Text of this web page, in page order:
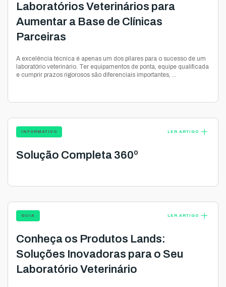
Laboratórios Veterinários para
Aumentar a Base de Clínicas
Parceiras
A excelência técnica é apenas um dos pilares para o sucesso de um
laboratório veterinário. Ter equipamentos de ponta, equipe qualificada
e cumprir prazos rigorosos são diferenciais importantes, ...
INFORMATIVO LER ARTIGO add
Solução Completa 360º
GUIA LER ARTIGO add
Conheça os Produtos Lands:
Soluções Inovadoras para o Seu
Laboratório Veterinário